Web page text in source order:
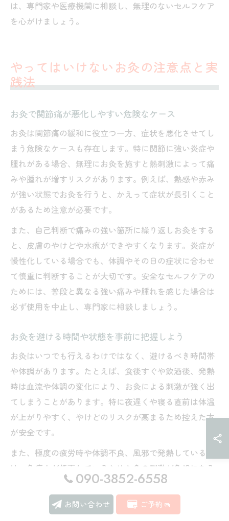
は、専門家や医療機関に相談し、無理のないセルフケア
を心がけましょう。
やってはいけないお灸の注意点と実
践法
お灸で関節痛が悪化しやすい危険なケース
お灸は関節痛の緩和に役立つ一方、症状を悪化させてし
まう危険なケースも存在します。特に関節に強い炎症や
腫れがある場合、無理にお灸を施すと熱刺激によって痛
みや腫れが増すリスクがあります。例えば、熱感や赤み
が強い状態でお灸を行うと、かえって症状が長引くこと
があるため注意が必要です。
また、自己判断で痛みの強い箇所に繰り返しお灸をする
と、皮膚のやけどや水疱ができやすくなります。炎症が
慢性化している場合でも、体調やその日の症状に合わせ
て慎重に判断することが大切です。安全なセルフケアの
ためには、普段と異なる強い痛みや腫れを感じた場合は
必ず使用を中止し、専門家に相談しましょう。
お灸を避ける時間や状態を事前に把握しよう
お灸はいつでも行えるわけではなく、避けるべき時間帯
や体調があります。たとえば、食後すぐや飲酒後、発熱
時は血流や体調の変化により、お灸による刺激が強く出
てしまうことがあります。特に夜遅くや寝る直前は体温
が上がりやすく、やけどのリスクが高まるため控えた方
が安全です。
また、極度の疲労時や体調不良、風邪で発熱している時
は、免疫力が低下しているためお灸の刺激が負担になる
こともあります。自分の体調をよく観察し、違和感があ
る場合は無理にセルフケアを行わず、安静を優先しまし
ょう。安全なタイミングを選ぶことが、関節痛の悪化予
090-3852-6558
お問い合わせ ご予約